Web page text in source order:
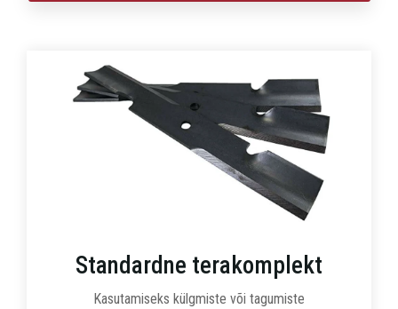
Standardne terakomplekt
Kasutamiseks külgmiste või tagumiste